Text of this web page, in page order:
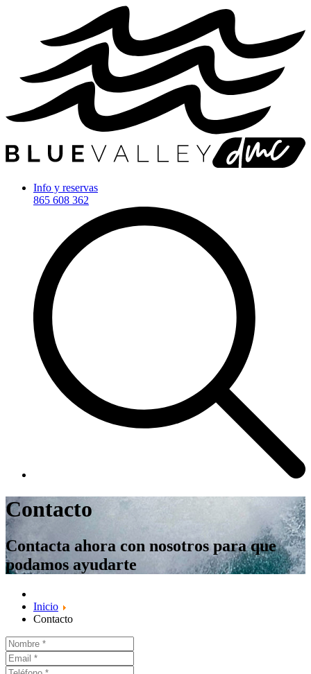
Info y reservas
865 608 362
Contacto
Contacta ahora con nosotros para que
podamos ayudarte
Inicio
Contacto